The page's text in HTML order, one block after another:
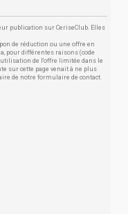
publication sur CeriseClub. Elles
de réduction ou une offre en
pour différentes raisons (code
de l'offre limitée dans le
sur cette page venait à ne plus
de notre formulaire de contact.